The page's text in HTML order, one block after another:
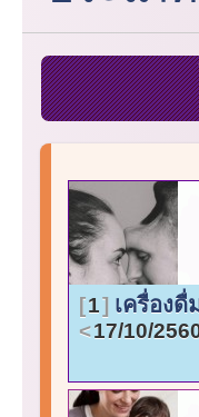
1 เครื่อง
17/10/